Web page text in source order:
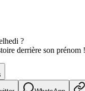
?
derrière son prénom !